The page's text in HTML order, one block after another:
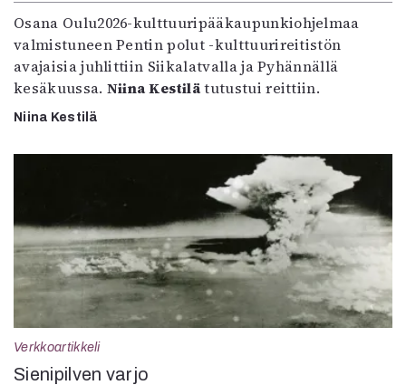
Osana Oulu2026-kulttuuripääkaupunkiohjelmaa
valmistuneen Pentin polut -kulttuurireitistön
avajaisia juhlittiin Siikalatvalla ja Pyhännällä
kesäkuussa. Niina Kestilätutustui reittiin.
Niina Kestilä
Verkkoartikkeli
Sienipilven varjo